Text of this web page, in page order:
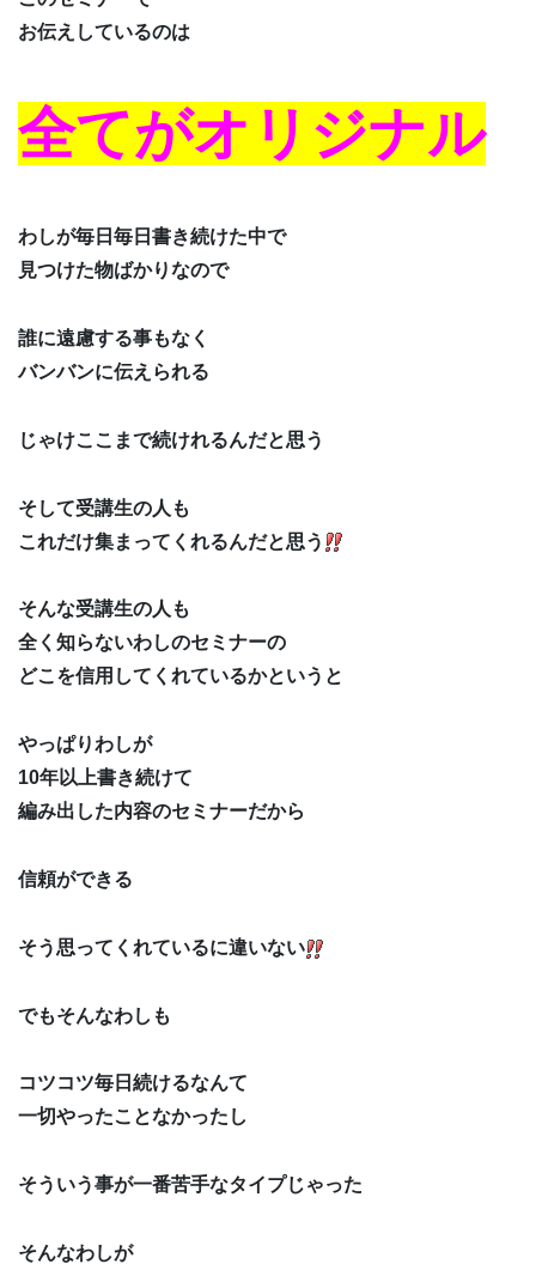
お伝えしているのは
全てがオリジナル
わしが毎日毎日書き続けた中で
見つけた物ばかりなので
誰に遠慮する事もなく
バンバンに伝えられる
じゃけここまで続けれるんだと思う
そして受講生の人も
これだけ集まってくれるんだと思う
そんな受講生の人も
全く知らないわしのセミナーの
どこを信用してくれているかというと
やっぱりわしが
10年以上書き続けて
編み出した内容のセミナーだから
信頼ができる
そう思ってくれているに違いない
でもそんなわしも
コツコツ毎日続けるなんて
一切やったことなかったし
そういう事が一番苦手なタイプじゃった
そんなわしが